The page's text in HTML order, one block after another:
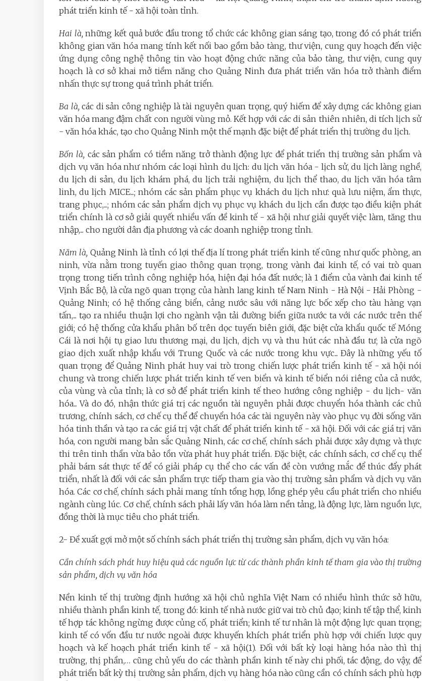
phát triển kinh tế - xã hội toàn tỉnh.
Hai là,những kết quả bước đầu trong tổ chức các không gian sáng tạo, trong đó có phát triển
không gian văn hóa mang tính kết nối bao gồm bảo tàng, thư viện, cung quy hoạch đến việc
ứng dụng công nghệ thông tin vào hoạt động chức năng của bảo tàng, thư viện, cung quy
hoạch là cơ sở khai mở tiềm năng cho Quảng Ninh đưa phát triển văn hóa trở thành điểm
nhấn thực sự trong quá trình phát triển.
Ba là,các di sản công nghiệp là tài nguyên quan trọng, quý hiếm để xây dựng các không gian
văn hóa mang đậm chất con người vùng mỏ. Kết hợp với các di sản thiên nhiên, di tích lịch sử
- văn hóa khác, tạo cho Quảng Ninh một thế mạnh đặc biệt để phát triển thị trường du lịch.
Bốn là, các sản phẩm có tiềm năng trở thành động lực để phát triển thị trường sản phẩm và
dịch vụ văn hóa như nhóm các loại hình du lịch: du lịch văn hóa - lịch sử, du lịch làng nghề,
du lịch di sản, du lịch khám phá, du lịch trải nghiệm, du lịch thể thao, du lịch văn hóa tâm
linh, du lịch MICE...; nhóm các sản phẩm phục vụ khách du lịch như: quà lưu niệm, ẩm thực,
trang phục,...; nhóm các sản phẩm dịch vụ phục vụ khách du lịch cần được tạo điều kiện phát
triển chính là cơ sở giải quyết nhiều vấn đề kinh tế - xã hội như giải quyết việc làm, tăng thu
nhập,... cho người dân địa phương và các doanh nghiệp trong tỉnh.
Năm là, Quảng Ninh là tỉnh có lợi thế địa lí trong phát triển kinh tế cũng như quốc phòng, an
ninh, vừa nằm trong tuyến giao thông quan trọng, trong vành đai kinh tế, có vai trò quan
trọng trong tiến trình công nghiệp hóa, hiện đại hóa đất nước; là 1 điểm của vành đai kinh tế
Vịnh Bắc Bộ, là cửa ngõ quan trọng của hành lang kinh tế Nam Ninh - Hà Nội - Hải Phòng -
Quảng Ninh; có hệ thống cảng biển, cảng nước sâu với năng lực bốc xếp cho tàu hàng vạn
tấn,... tạo ra nhiều thuận lợi cho ngành vận tải đường biển giữa nước ta với các nước trên thế
giới; có hệ thống cửa khẩu phân bố trên dọc tuyến biên giới, đặc biệt cửa khẩu quốc tế Móng
Cái là nơi hội tụ giao lưu thương mại, du lịch, dịch vụ và thu hút các nhà đầu tư; là cửa ngõ
giao dịch xuất nhập khẩu với Trung Quốc và các nước trong khu vực... Đây là những yếu tố
quan trọng để Quảng Ninh phát huy vai trò trong chiến lược phát triển kinh tế - xã hội nói
chung và trong chiến lược phát triển kinh tế ven biển và kinh tế biển nói riêng của cả nước,
của vùng và của tỉnh; là cơ sở để phát triển kinh tế theo hướng công nghiệp - du lịch- văn
hóa... Và do đó, nhận thức giá trị các nguồn tài nguyên phải được chuyển hóa thành các chủ
trương, chính sách, cơ chế cụ thể để chuyển hóa các tài nguyên này vào phục vụ đời sống văn
hóa tinh thần và tạo ra các giá trị vật chất để phát triển kinh tế - xã hội. Đối với các giá trị văn
hóa, con người mang bản sắc Quảng Ninh, các cơ chế, chính sách phải được xây dựng và thực
thi trên tinh thần vừa bảo tồn vừa phát huy phát triển. Đặc biệt, các chính sách, cơ chế cụ thể
phải bám sát thực tế để có giải pháp cụ thể cho các vấn đề còn vướng mắc để thúc đẩy phát
triển, nhất là đối với các sản phẩm trực tiếp tham gia vào thị trường sản phẩm và dịch vụ văn
hóa. Các cơ chế, chính sách phải mang tính tổng hợp, lồng ghép yêu cầu phát triển cho nhiều
ngành cùng lúc. Cơ chế, chính sách phải lấy văn hóa làm nền tảng, là động lực, làm nguồn lực,
đồng thời là mục tiêu cho phát triển.
2- Đề xuất gợi mở một số chính sách phát triển thị trường sản phẩm, dịch vụ văn hóa:
Cần chính sách phát huy hiệu quả các nguồn lực từ các thành phần kinh tế tham gia vào thị trường
sản phẩm, dịch vụ văn hóa
Nền kinh tế thị trường định hướng xã hội chủ nghĩa Việt Nam có nhiều hình thức sở hữu,
nhiều thành phần kinh tế, trong đó: kinh tế nhà nước giữ vai trò chủ đạo; kinh tế tập thể, kinh
tế hợp tác không ngừng được củng cố, phát triển; kinh tế tư nhân là một động lực quan trọng;
kinh tế có vốn đầu tư nước ngoài được khuyến khích phát triển phù hợp với chiến lược quy
hoạch và kế hoạch phát triển kinh tế - xã hội(1). Đối với bất kỳ loại hàng hóa nào thì thị
trường, thị phần,… cũng chủ yếu do các thành phần kinh tế này chi phối, tác động, do vậy, để
phát triển bất kỳ thị trường sản phẩm, dịch vụ hàng hóa nào cũng cần có chính sách phù hợp